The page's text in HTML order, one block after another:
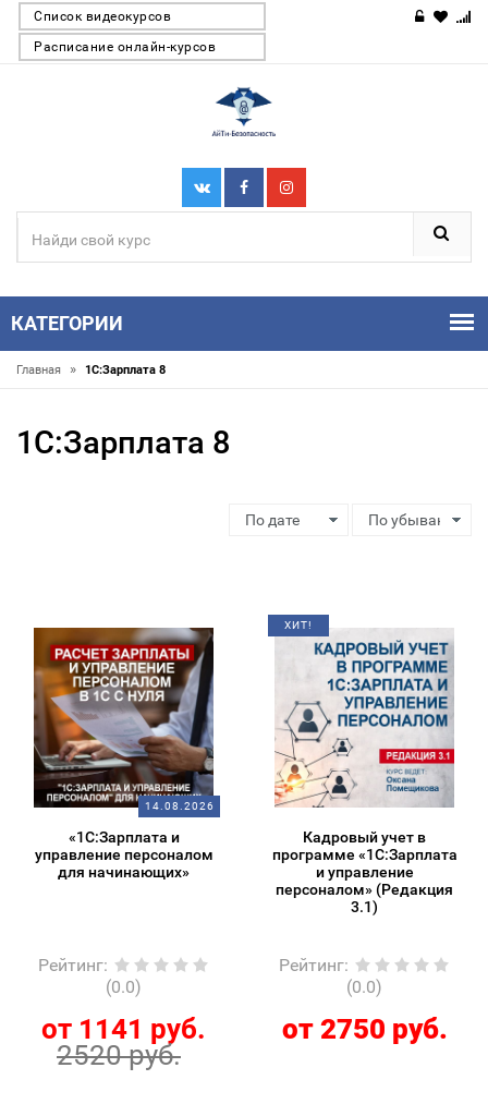
Список видеокурсов
Расписание онлайн-курсов
КАТЕГОРИИ
Главная » 1С:Зарплата 8
1С:Зарплата 8
14.08.2026
«1С:Зарплата и
управление персоналом
для начинающих»
Рейтинг:
(0.0)
от 1141 руб.
2520 руб.
ХИТ!
Кадровый учет в
программе «1С:Зарплата
и управление
персоналом» (Редакция
3.1)
Рейтинг:
(0.0)
от 2750 руб.